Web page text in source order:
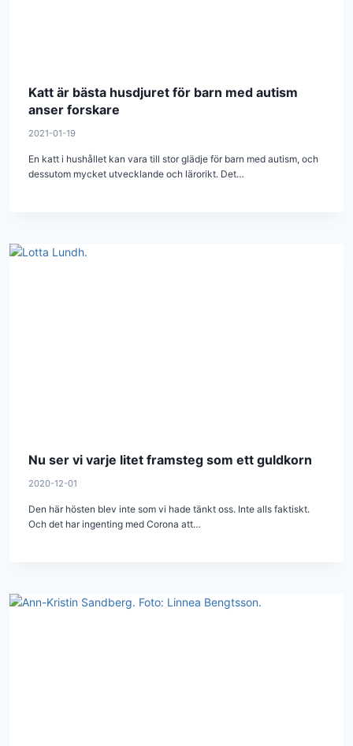
Katt är bästa husdjuret för barn med autism
anser forskare
2021-01-19
En katt i hushållet kan vara till stor glädje för barn med autism, och
dessutom mycket utvecklande och lärorikt. Det…
Nu ser vi varje litet framsteg som ett guldkorn
2020-12-01
Den här hösten blev inte som vi hade tänkt oss. Inte alls faktiskt.
Och det har ingenting med Corona att…